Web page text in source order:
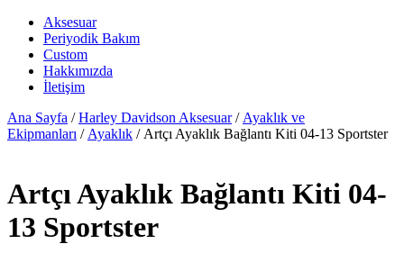
Aksesuar
Periyodik Bakım
Custom
Hakkımızda
İletişim
Ana Sayfa /Harley Davidson Aksesuar/ Ayaklık ve
Ekipmanları / Ayaklık / Artçı Ayaklık Bağlantı Kiti 04-13 Sportster
Artçı Ayaklık Bağlantı Kiti 04-
13 Sportster